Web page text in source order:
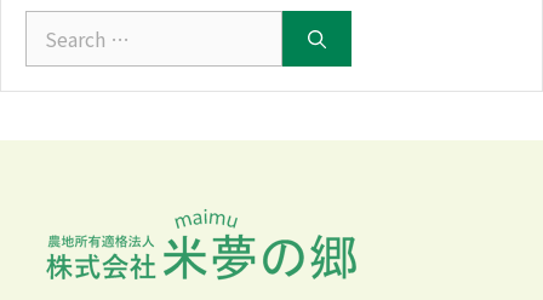
ブSearch
for: